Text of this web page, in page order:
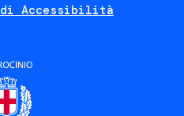
di Accessibilità